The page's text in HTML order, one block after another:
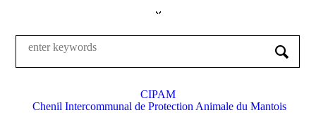
CIPAM
Chenil Intercommunal de Protection Animale du Mantois